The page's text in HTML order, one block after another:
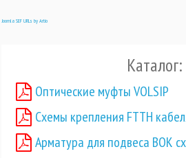
Joomla SEF URLs by Artio
Каталог:
Оптические муфты VOLSIP
Схемы крепления FTTH
Арматура для подвеса ВОК